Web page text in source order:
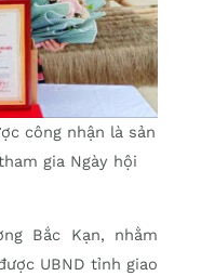
công nhận là sản
gia Ngày hội
Bắc Kạn, nhằm
UBND tỉnh giao